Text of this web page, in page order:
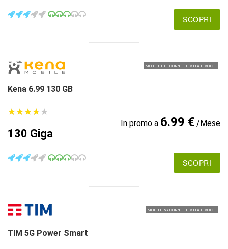
SCOPRI
MOBILE LTE CONNETTIVITÀ E VOCE
Kena 6.99 130 GB
★★★★★
★★★★★
130 Giga
In promo a 6.99 €/Mese
SCOPRI
MOBILE 5G CONNETTIVITÀ E VOCE
TIM 5G Power Smart